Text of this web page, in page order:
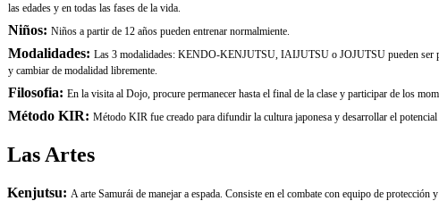
las edades y en todas las fases de la vida.
Niños: Niños a partir de 12 años pueden entrenar normalmiente.
Modalidades: Las 3 modalidades: KENDO-KENJUTSU, IAIJUTSU o JOJUTSU pueden ser
y cambiar de modalidad libremente.
Filosofia: En la visita al Dojo, procure permanecer hasta el final de la clase y participar de los
Método KIR: Método KIR fue creado para difundir la cultura japonesa y desarrollar el
Las Artes
Kenjutsu: A arte Samurái de manejar a espada. Consiste en el combate con equipo de